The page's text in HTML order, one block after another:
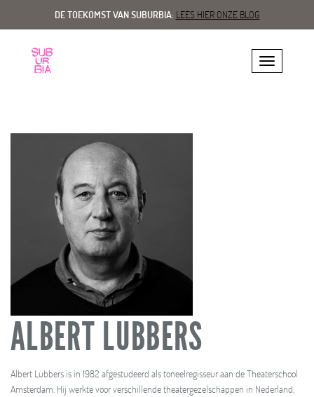
DE TOEKOMST VAN SUBURBIA: LEES HIER ONZE BLOG
Toggle
ALBERT LUBBERS
Albert Lubbers is in 1982 afgestudeerd als toneelregisseur aan de Theaterschool
Amsterdam. Hij werkte voor verschillende theatergezelschappen in Nederland,